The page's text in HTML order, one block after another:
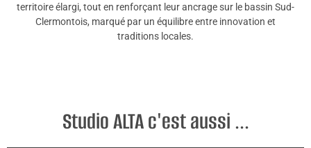
territoire élargi, tout en renforçant leur ancrage sur le bassin Sud-
Clermontois, marqué par un équilibre entre innovation et
traditions locales.
Studio ALTA c'est aussi ...